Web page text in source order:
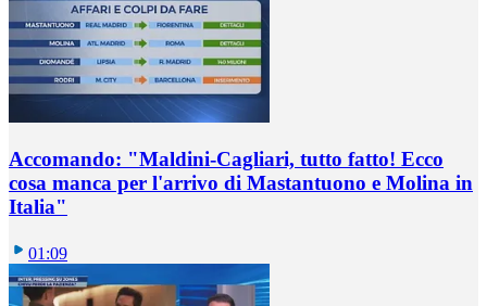
Accomando: "Maldini-Cagliari, tutto fatto! Ecco
cosa manca per l'arrivo di Mastantuono e Molina in
Italia"
01:09